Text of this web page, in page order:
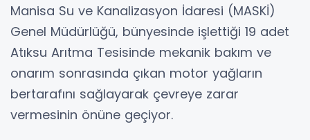
Manisa Su ve Kanalizasyon İdaresi (MASKİ)
Genel Müdürlüğü, bünyesinde işlettiği 19 adet
Atıksu Arıtma Tesisinde mekanik bakım ve
onarım sonrasında çıkan motor yağların
bertarafını sağlayarak çevreye zarar
vermesinin önüne geçiyor.